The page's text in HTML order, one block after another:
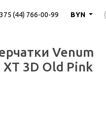
(44) 766-00-99 BYN
Venum
3D Old Pink